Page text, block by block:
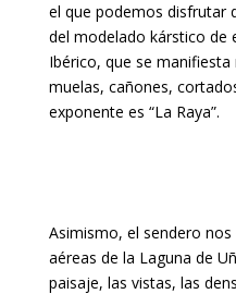
el que podemos disfrutar
del modelado kárstico de
Ibérico, que se
muelas, cañones,
exponente es “La Raya”.
Asimismo, el sendero
aéreas de la Laguna de
paisaje, las vistas, las